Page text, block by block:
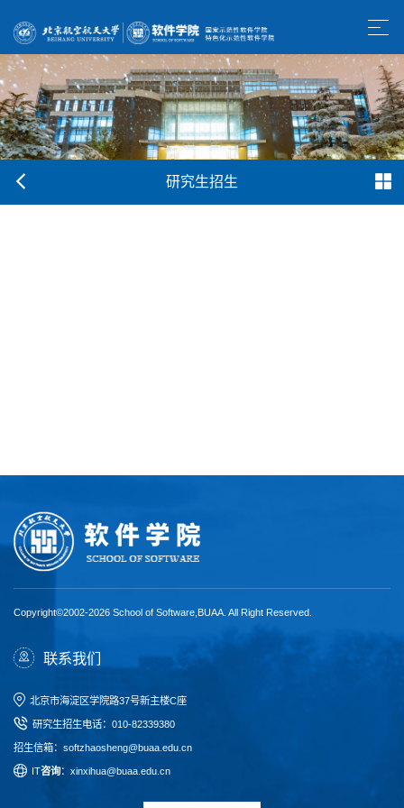
研究生招生
Copyright©2002-2026 School of Software,BUAA. All Right Reserved.
联系我们
北京市海淀区学院路37号新主楼C座
研究生招生电话： 010-82339380
招生信箱：softzhaosheng@buaa.edu.cn
IT咨询：xinxihua@buaa.edu.cn